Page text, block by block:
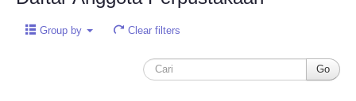
Group by Clear filters